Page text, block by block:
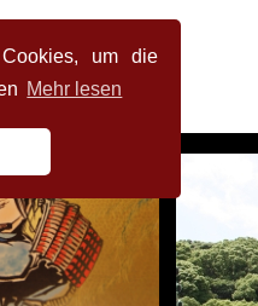
um die
Mehr lesen